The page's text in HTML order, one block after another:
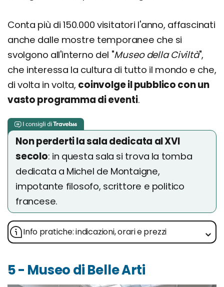
Conta più di 150.000 visitatori l'anno, affascinati
anche dalle mostre temporanee che si
svolgono all'interno del "Museo della Civiltà",
che interessa la cultura di tutto il mondo e che,
di volta in volta, coinvolge il pubblico con un
vasto programma di eventi.
Non perderti la sala dedicata al XVI
secolo: in questa sala si trova la tomba
dedicata a Michel de Montaigne,
impotante filosofo, scrittore e politico
francese.
Info pratiche: indicazioni, orari e prezzi
5 - Museo di Belle Arti